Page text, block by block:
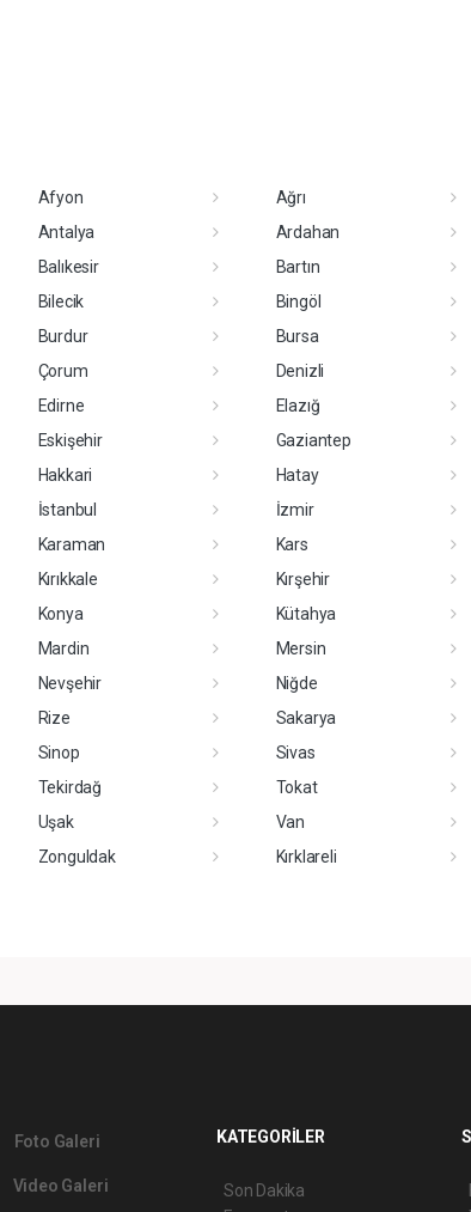
Afyon
Ağrı
Antalya
Ardahan
Balıkesir
Bartın
Bilecik
Bingöl
Burdur
Bursa
Çorum
Denizli
Edirne
Elazığ
Eskişehir
Gaziantep
Hakkari
Hatay
İstanbul
İzmir
Karaman
Kars
Kırıkkale
Kırşehir
Konya
Kütahya
Mardin
Mersin
Nevşehir
Niğde
Rize
Sakarya
Sinop
Sivas
Tekirdağ
Tokat
Uşak
Van
Zonguldak
Kırklareli
Foto Galeri
Video Galeri
KATEGORİLER
Son Dakika